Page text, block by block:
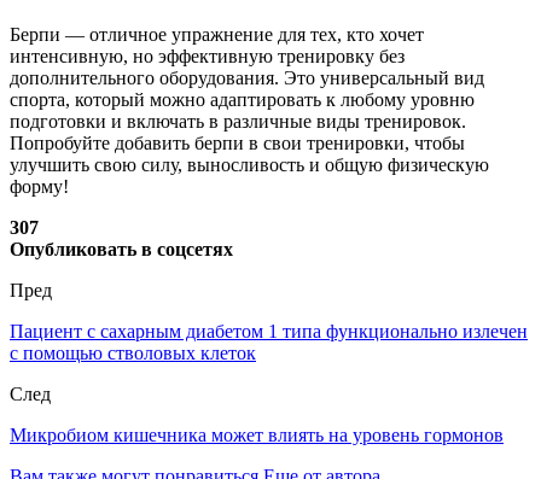
Берпи — отличное упражнение для тех, кто хочет
интенсивную, но эффективную тренировку без
дополнительного оборудования. Это универсальный вид
спорта, который можно адаптировать к любому уровню
подготовки и включать в различные виды тренировок.
Попробуйте добавить берпи в свои тренировки, чтобы
улучшить свою силу, выносливость и общую физическую
форму!
307
Опубликовать в соцсетях
Пред
Пациент с сахарным диабетом 1 типа функционально излечен
с помощью стволовых клеток
След
Микробиом кишечника может влиять на уровень гормонов